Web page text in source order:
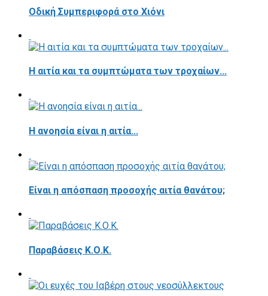
Οδική Συμπεριφορά στο Χιόνι
Η αιτία και τα συμπτώματα των τροχαίων...
Η ανοησία είναι η αιτία...
Είναι η απόσπαση προσοχής αιτία θανάτου;
Παραβάσεις Κ.Ο.Κ.